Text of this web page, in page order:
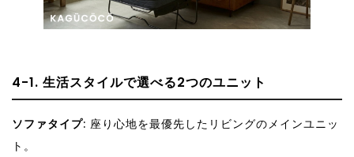
4-1. 生活スタイルで選べる2つのユニット
ソファタイプ: 座り心地を最優先したリビングのメインユニッ
ト。